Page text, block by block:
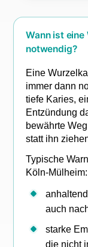
Wann ist
notwendig?
Eine
immer dann
tiefe Karies,
Entzündung
bewährte
statt ihn
Typische
Köln-Mülheim:
auch
starke
die nicht